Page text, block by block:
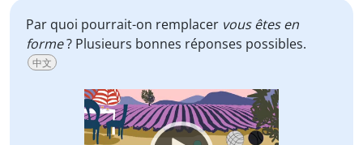
Par quoi pourrait-on remplacer vous êtes en
forme? Plusieurs bonnes réponses possibles.
中文
Video
Player